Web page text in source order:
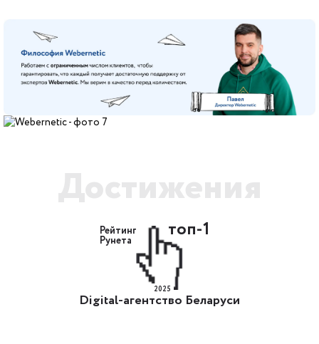
Рейтинг
Рунета топ-1
2025
Digital-агентство Беларуси